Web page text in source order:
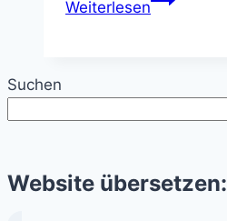
Weiterlesen
Löcher
vor
Suchen
Website übersetzen: